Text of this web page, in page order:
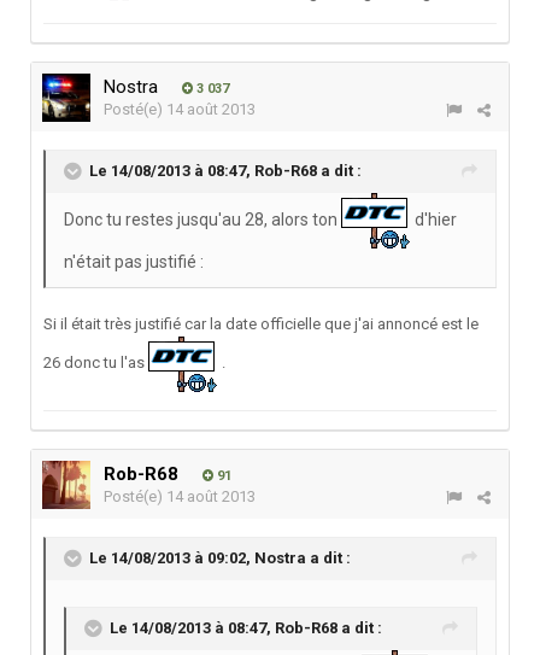
Nostra 3 037
Posté(e) 14 août 2013
Le 14/08/2013 à 08:47, Rob-R68 a dit :
Donc tu restes jusqu'au 28, alors ton d'hier
n'était pas justifié :
Si il était très justifié car la date officielle que j'ai annoncé est le
26 donc tu l'as .
Rob-R68 91
Posté(e) 14 août 2013
Le 14/08/2013 à 09:02, Nostra a dit :
Le 14/08/2013 à 08:47, Rob-R68 a dit :